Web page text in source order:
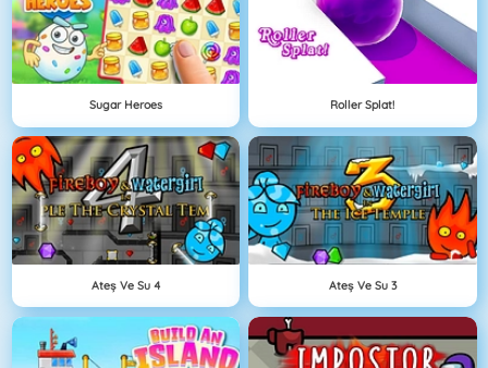
Sugar Heroes Roller Splat!
Ateş Ve Su 4 Ateş Ve Su 3